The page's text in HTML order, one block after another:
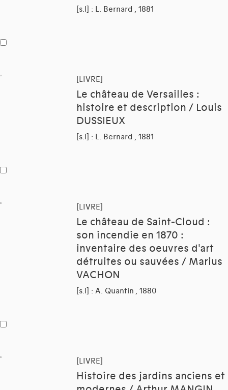
[s.l] : L. Bernard , 1881
[LIVRE]
Le château de Versailles :
histoire et description / Louis
DUSSIEUX
[s.l] : L. Bernard , 1881
[LIVRE]
Le château de Saint-Cloud :
son incendie en 1870 :
inventaire des oeuvres d'art
détruites ou sauvées / Marius
VACHON
[s.l] : A. Quantin , 1880
[LIVRE]
Histoire des jardins anciens et